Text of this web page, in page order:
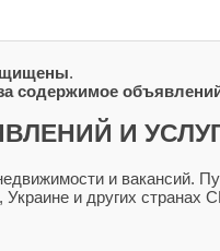
.
содержимое
И
и вакансий.
и других странах